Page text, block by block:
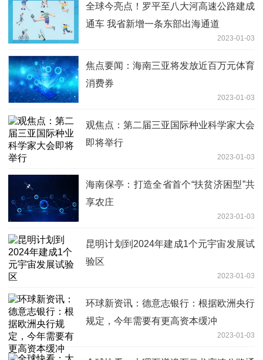
全球今亮点！罗平至八大河高速公路建成
通车 我省新增一条东部出海通道
2023-01-03
焦点要闻：海南三亚将发放近百万元体育
消费券
2023-01-03
观焦点：第二届三亚国际种业科学家大会
即将举行
2023-01-03
海南保亭：打造全省首个“扶贫济困型”共
享农庄
2023-01-03
昆明计划到2024年建成1个元宇宙发展试
验区
2023-01-03
环球新资讯：德意志银行：根据欧洲央行
规定，今年需要有更高资本缓冲
2023-01-03